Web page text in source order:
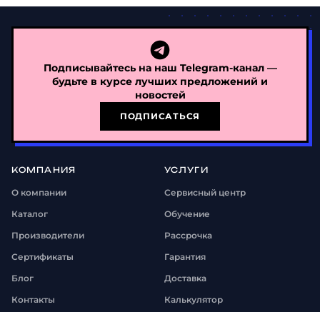
Подписывайтесь на наш Telegram-канал —
будьте в курсе лучших предложений и
новостей
ПОДПИСАТЬСЯ
КОМПАНИЯ
О компании
Каталог
Производители
Сертификаты
Блог
Контакты
УСЛУГИ
Сервисный центр
Обучение
Рассрочка
Гарантия
Доставка
Калькулятор